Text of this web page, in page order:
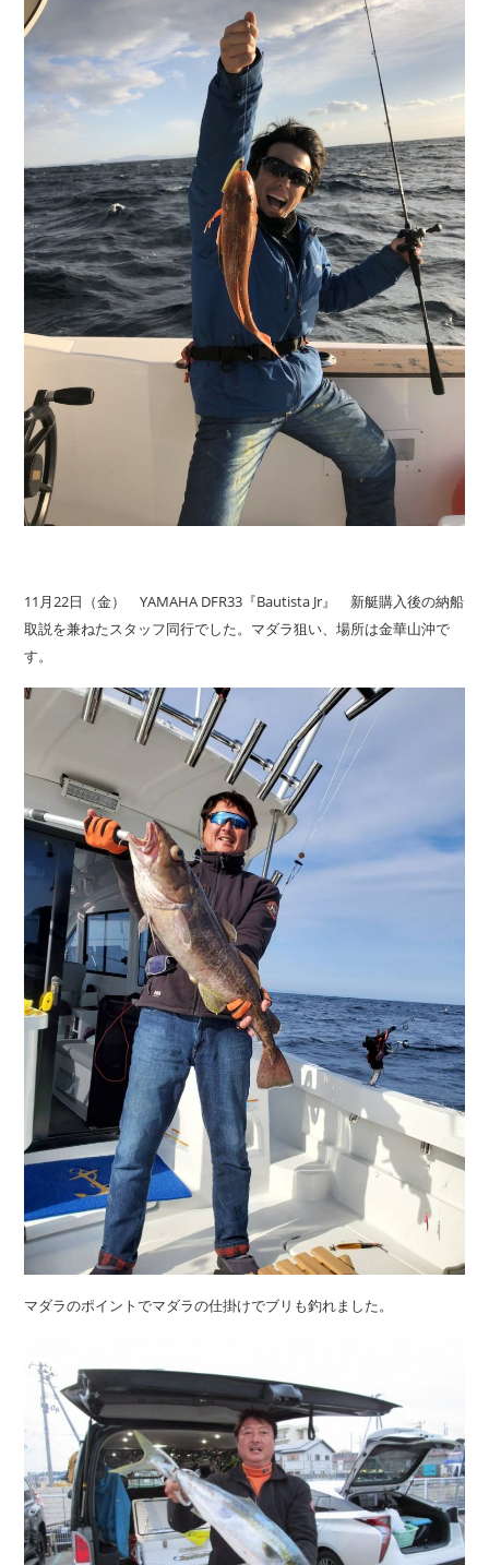
11月22日（金） YAMAHA DFR33『Bautista Jr』 新艇購入後の納船
取説を兼ねたスタッフ同行でした。マダラ狙い、場所は金華山沖で
す。
マダラのポイントでマダラの仕掛けでブリも釣れました。